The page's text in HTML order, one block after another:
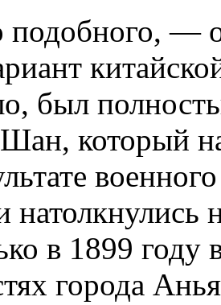
—
был
который
натолкнулись
в 1899 году
города